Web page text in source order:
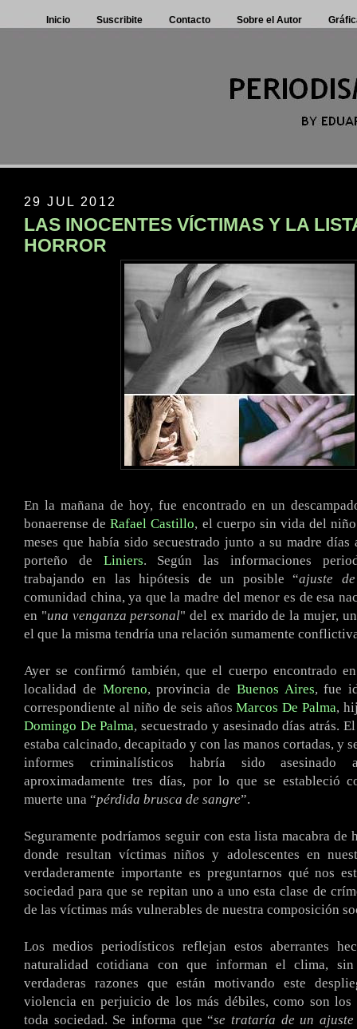
Inicio Suscribite Contacto Sobre el Autor
29 JUL 2012
LAS INOCENTES VÍCTIMAS Y LA
HORROR
En la mañana de hoy, fue encontrado en un
bonaerense deRafael Castillo, el cuerpo sin vida del
meses que había sido secuestrado junto a su madre
porteño de Liniers. Según las informaciones
trabajando en las hipótesis de un posible “ajuste
comunidad china, ya que la madre del menor es de esa
en "una venganza personal" del ex marido de la mujer,
el que la misma tendría una relación sumamente
Ayer se confirmó también, que el cuerpo encontrado
localidad de Moreno, provincia de Buenos Aires, fue
correspondiente al niño de seis añosMarcos De Palma,
Domingo De Palma, secuestrado y asesinado días atrás.
estaba calcinado, decapitado y con las manos cortadas, y
informes criminalísticos habría sido asesinado
aproximadamente tres días, por lo que se estableció
muerte una “pérdida brusca de sangre”.
Seguramente podríamos seguir con esta lista macabra de
donde resultan víctimas niños y adolescentes en
verdaderamente importante es preguntarnos qué nos
sociedad para que se repitan uno a uno esta clase de
de las víctimas más vulnerables de nuestra composición
Los medios periodísticos reflejan estos aberrantes
naturalidad cotidiana con que informan el clima,
verdaderas razones que están motivando este
violencia en perjuicio de los más débiles, como son
toda sociedad. Se informa que “se trataría de un ajuste